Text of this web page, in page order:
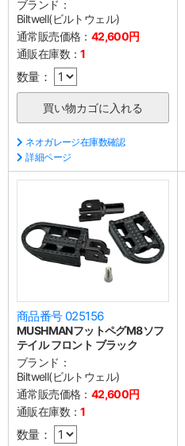
ブランド：
Biltwell(ビルトウェル)
通常販売価格： 42,600円
通販在庫数：1
数量：
ネオガレージ在庫数確認
詳細ページ
商品番号 025156
MUSHMANフットペグM8ソフ
テイル フロント ブラック
ブランド：
Biltwell(ビルトウェル)
通常販売価格： 42,600円
通販在庫数：1
数量：